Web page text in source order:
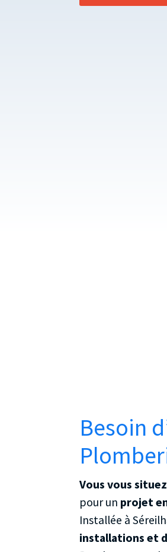
Besoin
Vous vous
pour un projet
Installée à
installations et